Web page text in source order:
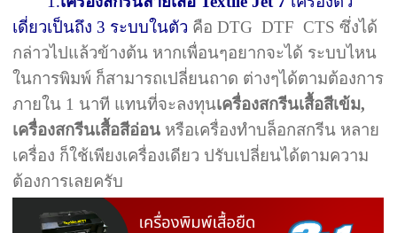
เดี่ยวเป็นถึง 3 ระบบในตัว คือ DTG DTF CTS ซึ่งได้
กล่าวไปแล้วข้างต้น หากเพื่อนๆอยากจะได้ ระบบไหน
ในการพิมพ์ ก็สามารถเปลี่ยนถาด ต่างๆได้ตามต้องการ
ภายใน 1 นาที แทนที่จะลงทุนเครื่องสกรีนเสื้อสีเข้ม,
เครื่องสกรีนเสื้อสีอ่อน หรือเครื่องทำบล็อกสกรีน หลาย
เครื่อง ก็ใช้เพียงเครื่องเดียว ปรับเปลี่ยนได้ตามความ
ต้องการเลยครับ